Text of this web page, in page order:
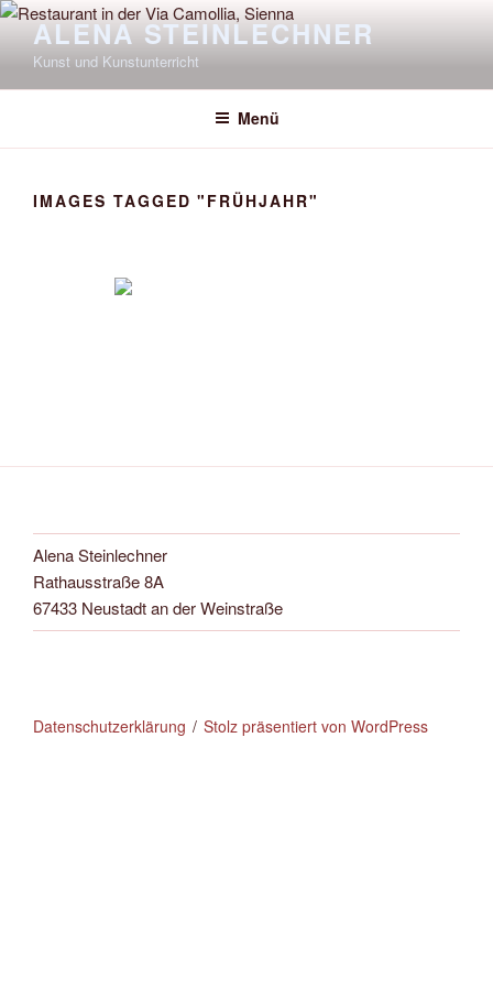
Zum
Inhalt
springen
ALENA STEINLECHNER
Kunst und Kunstunterricht
Menü
IMAGES TAGGED "FRÜHJAHR"
Alena Steinlechner
Rathausstraße 8A
67433 Neustadt an der Weinstraße
Datenschutzerklärung Stolz präsentiert von WordPress